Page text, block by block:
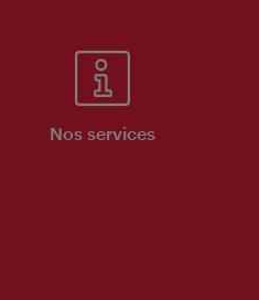
Nos services